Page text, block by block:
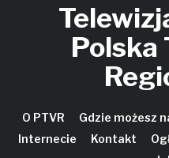
Polska
O PTVR Gdzie możesz
Internecie
Kontakt